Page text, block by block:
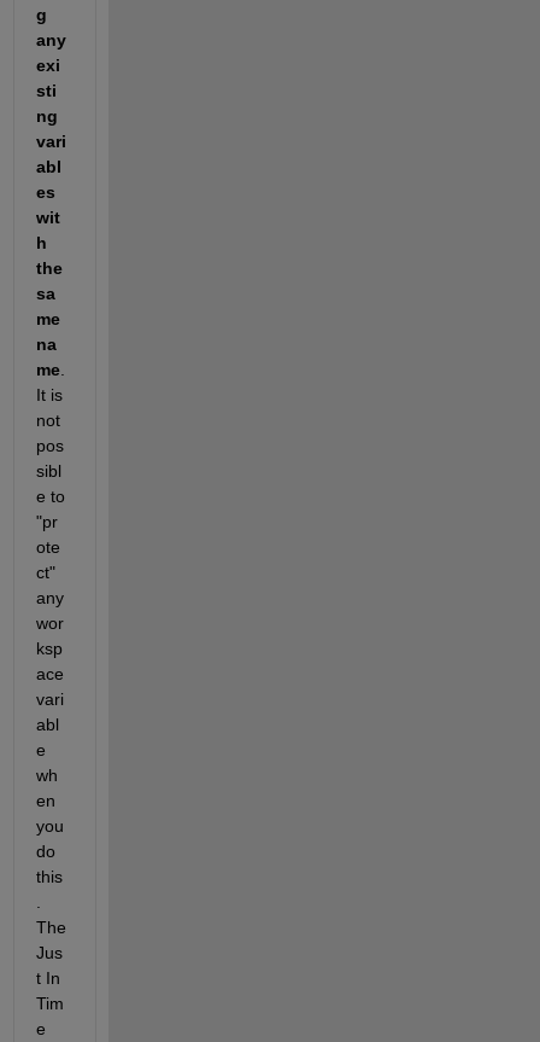
g
any
exi
sti
ng
vari
abl
es
wit
h
the
sa
me
na
me.
It is
not
pos
sibl
e to
"pr
ote
ct"
any
wor
ksp
ace
vari
abl
e
wh
en
you
do
this
The
Jus
t In
Tim
e